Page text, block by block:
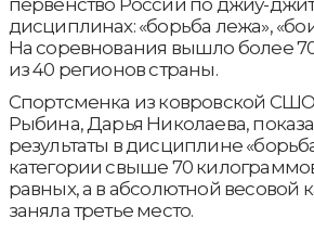
первенство России по джиу-
дисциплинах: «борьба лежа»,
На соревнования вышло более
из 40 регионов страны.
Спортсменка из ковровской
Рыбина, Дарья Николаева,
результаты в дисциплине
категории свыше 70
равных, а в абсолютной весовой
заняла третье место.